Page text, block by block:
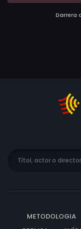
Darrera
METODOLOGIA